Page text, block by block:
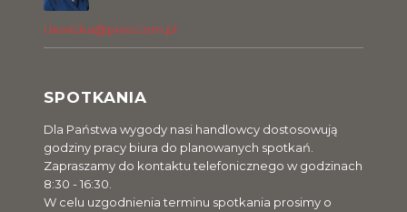
i.lewicka@pres.com.pl
SPOTKANIA
Dla Państwa wygody nasi handlowcy dostosowują
godziny pracy biura do planowanych spotkań.
Zapraszamy do kontaktu telefonicznego w godzinach
8:30 - 16:30.
W celu uzgodnienia terminu spotkania prosimy o